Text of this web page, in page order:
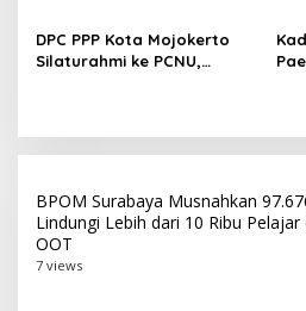
Tembakau di Madura
DPC PPP Kota Mojokerto
Silaturahmi ke PCNU,
BPOM Surabaya Musnahkan
Lindungi Lebih dari 10 Ribu
OOT
7 views